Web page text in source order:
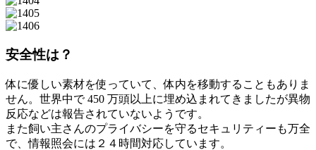
安全性は？
体に優しい素材を使っていて、体内を移動することもありま
せん。世界中で 450 万頭以上に埋め込まれてきましたが異物
反応などは報告されていないようです。
また飼い主さんのプライバシーを守るセキュリティーも万全
で、情報照会には２４時間対応しています。